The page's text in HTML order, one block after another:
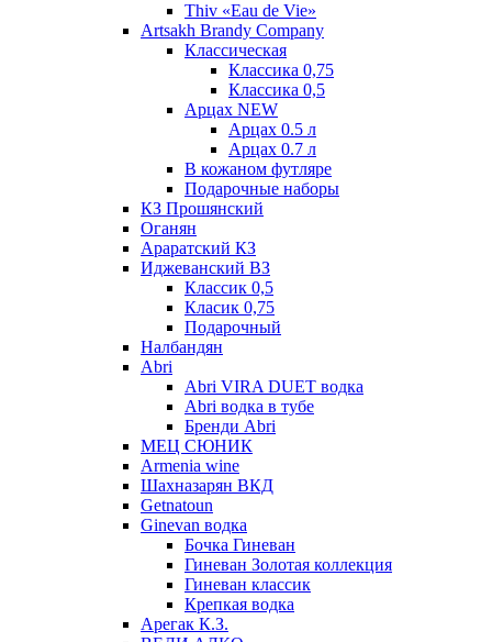
Thiv «Eau de Vie»
Artsakh Brandy Company
Классическая
Классика 0,75
Классика 0,5
Арцах NEW
Арцах 0.5 л
Арцах 0.7 л
В кожаном футляре
Подарочные наборы
КЗ Прошянский
Оганян
Араратский КЗ
Иджеванский ВЗ
Классик 0,5
Класик 0,75
Подарочный
Налбандян
Abri
Abri VIRA DUET водка
Abri водка в тубе
Бренди Abri
МЕЦ СЮНИК
Armenia wine
Шахназарян ВКД
Getnatoun
Ginevan водка
Бочка Гиневан
Гиневан Золотая коллекция
Гиневан классик
Крепкая водка
Арегак К.З.